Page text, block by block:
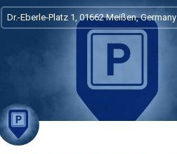
Dr.-Eberle-Platz 1, 01662 Meißen, Germany